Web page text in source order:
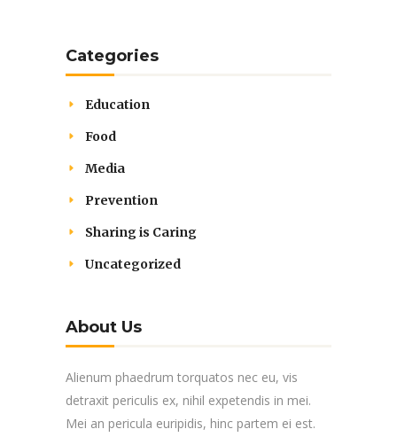
Categories
Education
Food
Media
Prevention
Sharing is Caring
Uncategorized
About Us
Alienum phaedrum torquatos nec eu, vis
detraxit periculis ex, nihil expetendis in mei.
Mei an pericula euripidis, hinc partem ei est.